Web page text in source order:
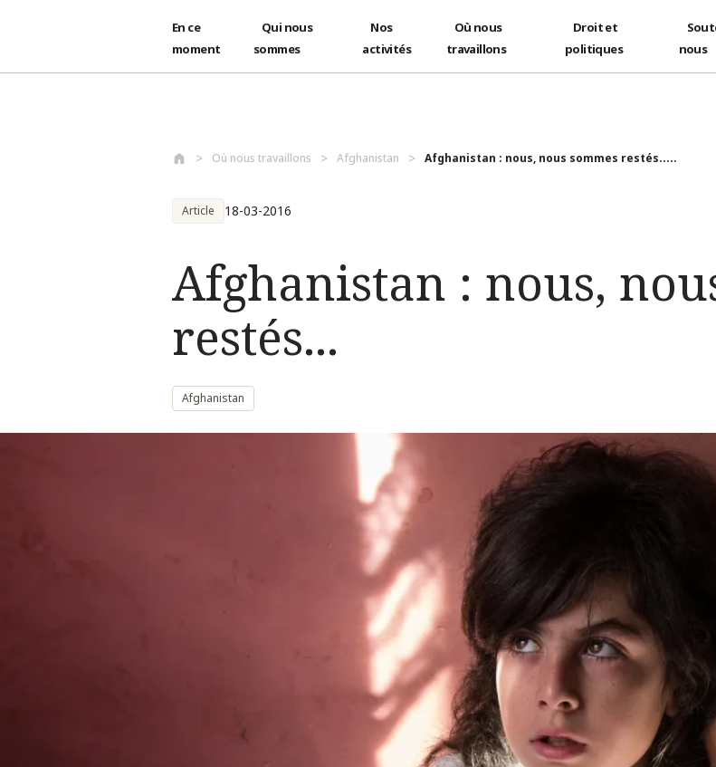
En ce
moment
Qui nous
sommes
Nos
activités
Où nous
travaillons
Droit et
politiques
nous
Où nous travaillons Afghanistan Afghanistan : nous, nous sommes restés.....
Article 18-03-2016
Afghanistan : nous,
restés...
Afghanistan